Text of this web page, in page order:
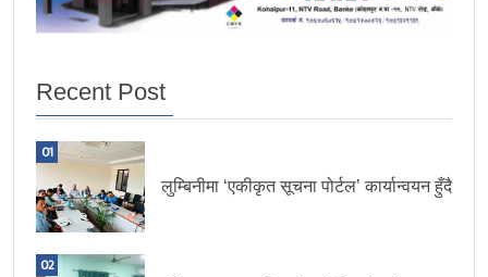
Recent Post
01
लुम्बिनीमा ‘एकीकृत सूचना पोर्टल’ कार्यान्वयन हुँदै
02